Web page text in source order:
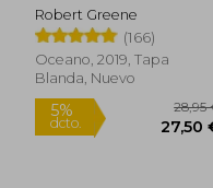
Robert Greene
(166)
Oceano, 2019, Tapa
Blanda, Nuevo